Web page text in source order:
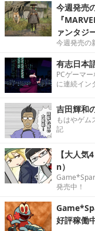
今週発売
『
ァンタジ
今週発売の
有志日本
PCゲーマ
に連続イン
吉田輝和
もはやゲム
記
【大人
n）
発売中！
好評稼働